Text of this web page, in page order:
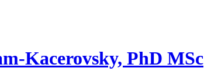
Kacerovsky, PhD MSc